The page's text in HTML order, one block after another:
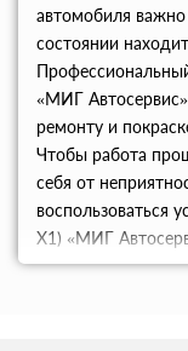
автомобиля важно
состоянии
«МИГ
ремонту и
Чтобы работа
себя от
воспользоваться
Х1) «МИГ
покраску сколов